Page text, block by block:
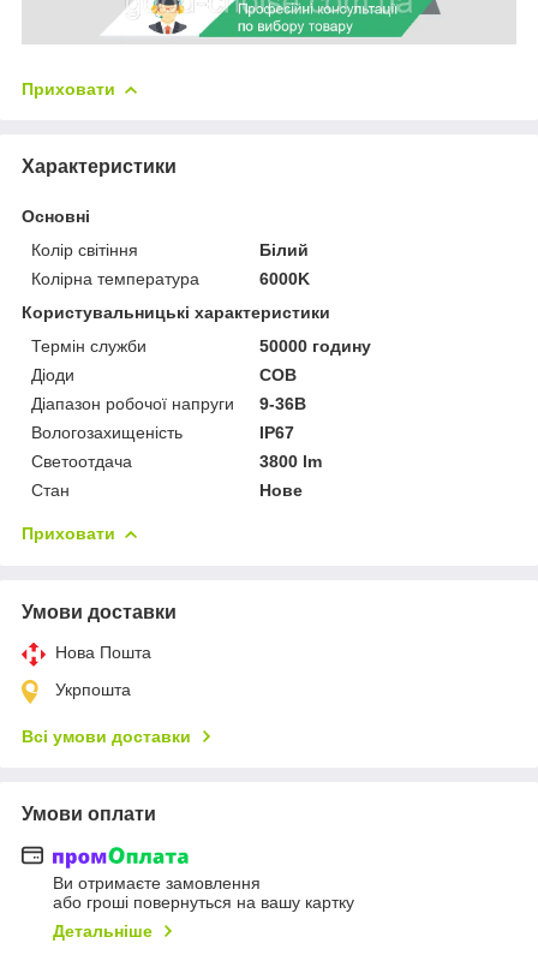
Приховати
Характеристики
Основні
Колір світіння
Білий
Колірна температура
6000K
Користувальницькі характеристики
Термін служби
50000 годину
Діоди
COB
Діапазон робочої напруги
9-36В
Вологозахищеність
IP67
Светоотдача
3800 lm
Стан
Нове
Приховати
Умови доставки
Нова Пошта
Укрпошта
Всі умови доставки
Умови оплати
Ви отримаєте замовлення
або гроші повернуться на вашу картку
Детальніше